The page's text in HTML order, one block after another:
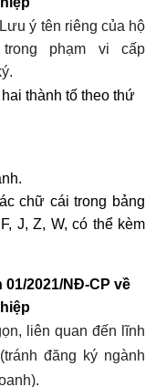
ý tên riêng của hộ
phạm vi cấp
thành tố theo thứ
chữ cái trong bảng
J, Z, W, có thể kèm
01/2021/NĐ-CP về
liên quan đến lĩnh
đăng ký ngành